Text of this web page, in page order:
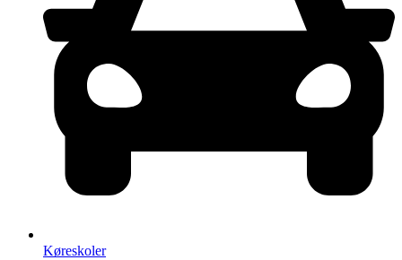
Køreskoler